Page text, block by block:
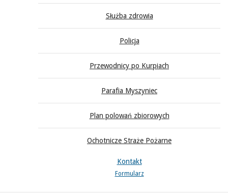
Służba zdrowia
Policja
Przewodnicy po Kurpiach
Parafia Myszyniec
Plan polowań zbiorowych
Ochotnicze Straże Pożarne
Kontakt
Formularz